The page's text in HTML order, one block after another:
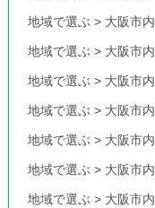
地域で選ぶ > 大阪市内
地域で選ぶ > 大阪市内
地域で選ぶ > 大阪市内
地域で選ぶ > 大阪市内
地域で選ぶ > 大阪市内
地域で選ぶ > 大阪市内
地域で選ぶ > 大阪市内